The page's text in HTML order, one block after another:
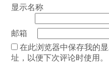
显示名称
邮箱
在此浏览器中保存我的
址，以便下次评论时使用。